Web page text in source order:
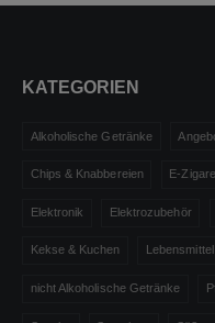
KATEGORIEN
Alkoholische Getränke
Chips & Knabbereien E-
Elektronik Elektrozubehör
Kekse & Kuchen Lebensmittel
nicht Alkoholische Getränke